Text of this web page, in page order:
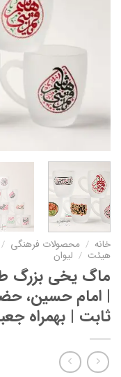
خانه / محصولات فرهنگی /
هیئت / لیوان
ماگ یخی بزرگ
| امام حسین،
ثابت | بهمراه